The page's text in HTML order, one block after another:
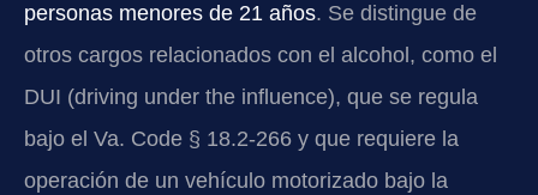
personas menores de 21 años. Se distingue de
otros cargos relacionados con el alcohol, como el
DUI (driving under the influence), que se regula
bajo el Va. Code § 18.2-266 y que requiere la
operación de un vehículo motorizado bajo la